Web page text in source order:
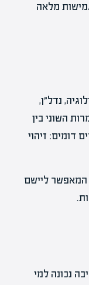
מלאה
נדל״ן,
השוני בין
דומים: זיהוי
המאפשר ליישם
נכונה למי